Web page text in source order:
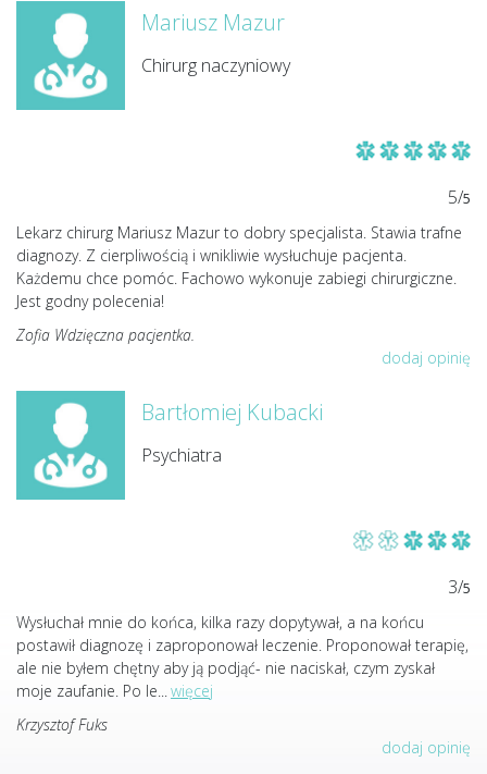
Mariusz Mazur
Chirurg naczyniowy
5/5
Lekarz chirurg Mariusz Mazur to dobry specjalista. Stawia trafne
diagnozy. Z cierpliwością i wnikliwie wysłuchuje pacjenta.
Każdemu chce pomóc. Fachowo wykonuje zabiegi chirurgiczne.
Jest godny polecenia!
Zofia Wdzięczna pacjentka.
dodaj opinię
Bartłomiej Kubacki
Psychiatra
3/5
Wysłuchał mnie do końca, kilka razy dopytywał, a na końcu
postawił diagnozę i zaproponował leczenie. Proponował terapię,
ale nie byłem chętny aby ją podjąć- nie naciskał, czym zyskał
moje zaufanie. Po le
więcej
Krzysztof Fuks
dodaj opinię